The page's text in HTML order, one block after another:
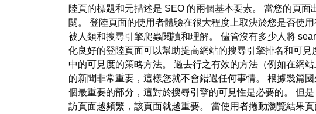
陸頁的標題和元描述是 SEO 的兩個基本要素。 當您的頁
關。 登陸頁面的使用者體驗在很大程度上取決於您是否使
被人類和搜尋引擎爬蟲閱讀和理解。 儘管沒有多少人將
化良好的登陸頁面可以幫助提高網站的搜尋引擎排名和可
中的可見度的策略方法。 過去行之有效的方法（例如在網
的新聞非常重要，這樣您就不會錯過任何事情。 根據幾篇
個最重要的部分，這對於搜尋引擎的可見性是必要的。 但
訪頁面越頻繁，該頁面就越重要。 當使用者捲動瀏覽結果